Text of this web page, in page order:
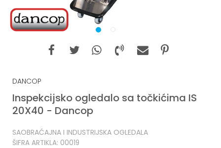
1
DANCOP
Inspekcijsko ogledalo sa točkićima IS
20X40 - Dancop
SAOBRAĆAJNA I INDUSTRIJSKA OGLEDALA
ŠIFRA ARTIKLA: 00019